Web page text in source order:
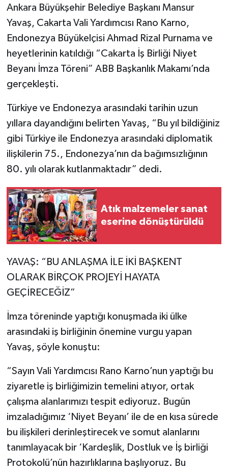
Ankara Büyükşehir Belediye Başkanı Mansur
Yavaş, Cakarta Vali Yardımcısı Rano Karno,
Endonezya Büyükelçisi Ahmad Rizal Purnama ve
heyetlerinin katıldığı “Cakarta İş Birliği Niyet
Beyanı İmza Töreni” ABB Başkanlık Makamı’nda
gerçekleşti.
Türkiye ve Endonezya arasındaki tarihin uzun
yıllara dayandığını belirten Yavaş, “Bu yıl bildiğiniz
gibi Türkiye ile Endonezya arasındaki diplomatik
ilişkilerin 75., Endonezya’nın da bağımsızlığının
80. yılı olarak kutlanmaktadır” dedi.
Atık malzemeler sanat
eserine dönüştürüldü
YAVAŞ: “BU ANLAŞMA İLE İKİ BAŞKENT
OLARAK BİRÇOK PROJEYİ HAYATA
GEÇİRECEĞİZ”
İmza töreninde yaptığı konuşmada iki ülke
arasındaki iş birliğinin önemine vurgu yapan
Yavaş, şöyle konuştu:
“Sayın Vali Yardımcısı Rano Karno’nun yaptığı bu
ziyaretle iş birliğimizin temelini atıyor, ortak
çalışma alanlarımızı tespit ediyoruz. Bugün
imzaladığımız ‘Niyet Beyanı’ ile de en kısa sürede
bu ilişkileri derinleştirecek ve somut alanlarını
tanımlayacak bir ‘Kardeşlik, Dostluk ve İş birliği
Protokolü’nün hazırlıklarına başlıyoruz. Bu